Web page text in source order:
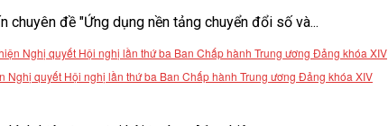
đề "Ứng dụng nền tảng chuyển đổi số và...
quyết Hội nghị lần thứ ba Ban Chấp hành Trung ương Đảng khóa XIV